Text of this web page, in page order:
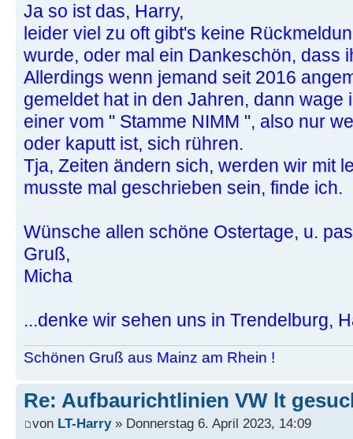
Ja so ist das, Harry,
leider viel zu oft gibt's keine
wurde, oder mal ein Dankeschön, dass
Allerdings wenn jemand seit 2016
gemeldet hat in den Jahren, dann wage
einer vom " Stamme NIMM ", also nur
oder kaputt ist, sich rühren.
Tja, Zeiten ändern sich, werden wir mit
musste mal geschrieben sein, finde ich.
Wünsche allen schöne Ostertage, u.
Gruß,
Micha
...denke wir sehen uns in Trendelburg,
Schönen Gruß aus Mainz am Rhein !
Re: Aufbaurichtlinien VW lt
von LT-Harry» Donnerstag 6. April 2023, 14:09